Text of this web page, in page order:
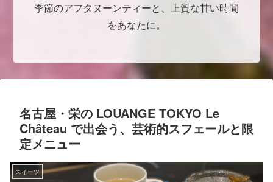
季節のアフタヌーンティーと、上質な甘い時間
をあなたに。
名古屋・栄の LOUANGE TOKYO Le
Château で出会う、芸術的スフェールと限
定メニュー
スイーツ